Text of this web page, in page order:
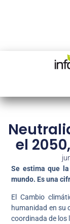
el
Se estima que
mundo. Es una
El Cambio
humanidad en su
coordinada de los